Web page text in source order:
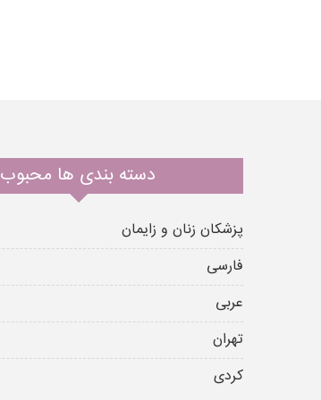
دسته بندی ها محبوب
پزشکان زنان و زایمان
فارسی
عربی
تهران
کردی